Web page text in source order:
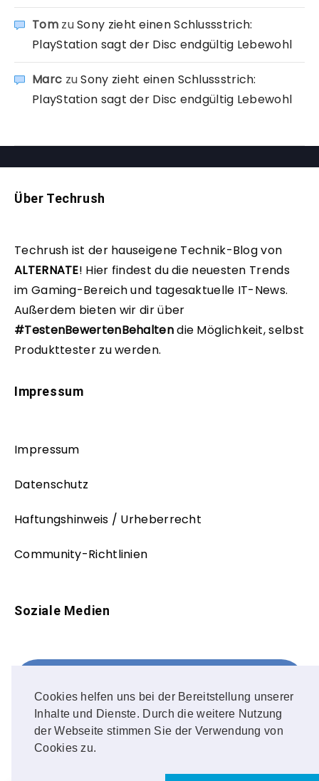
Cookies helfen uns bei der Bereitstellung unserer
Inhalte und Dienste. Durch die weitere Nutzung
der Webseite stimmen Sie der Verwendung von
Cookies zu.
TomzuSony zieht einen Schlussstrich:
PlayStation sagt der Disc endgültig Lebewohl
Marc zuSony zieht einen Schlussstrich:
PlayStation sagt der Disc endgültig Lebewohl
Über Techrush
Techrush ist der hauseigene Technik-Blog von
ALTERNATE! Hier findest du die neuesten Trends
im Gaming-Bereich und tagesaktuelle IT-News.
Außerdem bieten wir dir über
#TestenBewertenBehaltendie Möglichkeit, selbst
Produkttester zu werden.
Impressum
Impressum
Datenschutz
Haftungshinweis / Urheberrecht
Community-Richtlinien
Soziale Medien
FOLLOW ME!
Instagram
OUR PHOTOS!